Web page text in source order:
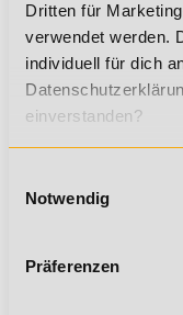
Dritten für
verwendet werden.
individuell für dich
einverstanden?
Notwendig
Präferenzen
Sichere dir
auf ALLE
*Der Rabattcode
informieren dich gern.